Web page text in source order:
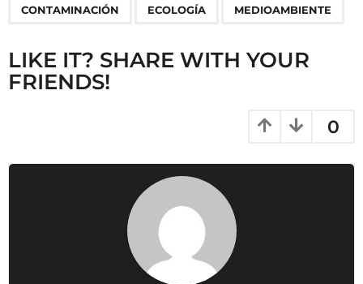
i
n
o
CONTAMINACIÓN ECOLOGÍA MEDIOAMBIENTE
LIKE IT? SHARE WITH YOUR
FRIENDS!
0